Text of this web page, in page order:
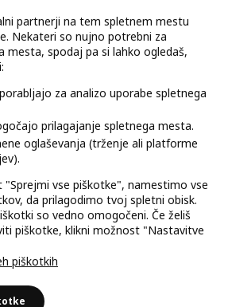
SL
pomanjkljivostiDigitalna dostopnost
Odstop od pogodbe (storitve)
partnerji na tem spletnem mestu
Nekateri so nujno potrebni za
mesta, spodaj pa si lahko ogledaš,
za analizo uporabe spletnega
prilagajanje spletnega mesta.
oglaševanja (trženje ali platforme
"Sprejmi vse piškotke", namestimo vse
da prilagodimo tvoj spletni obisk.
so vedno omogočeni. Če želiš
piškotke, klikni možnost "Nastavitve
piškotkih